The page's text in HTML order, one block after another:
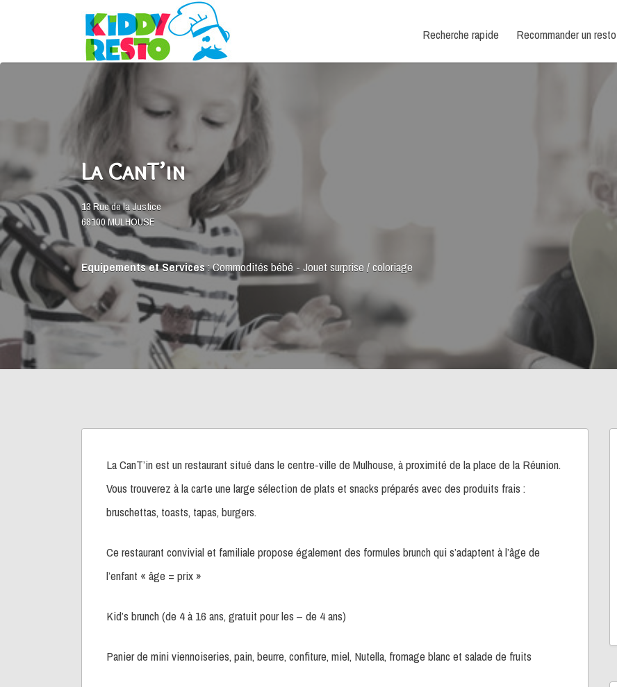
Recherche rapide Recommander un resto
Rechercher:
La CanT’in
13 Rue de la Justice
68100 MULHOUSE
Equipements et Services:Commodités bébé - Jouet surprise / coloriage
La CanT’in est un restaurant situé dans le centre-ville de Mulhouse, à proximité de la place de la Réunion.
Vous trouverez à la carte une large sélection de plats et snacks préparés avec des produits frais :
bruschettas, toasts, tapas, burgers.
Ce restaurant convivial et familiale propose également des formules brunch qui s’adaptent à l’âge de
l’enfant « âge = prix »
Kid’s brunch (de 4 à 16 ans, gratuit pour les – de 4 ans)
Panier de mini viennoiseries, pain, beurre, confiture, miel, Nutella, fromage blanc et salade de fruits